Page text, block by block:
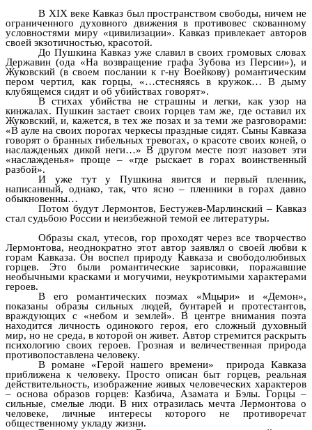
В XIX веке Кавказ был пространством свободы, ничем не
ограниченного духовного движения в противовес скованному
условностями миру «цивилизации». Кавказ привлекает авторов
своей экзотичностью, красотой.
До Пушкина Кавказ уже славил в своих громовых словах
Державин (ода «На возвращение графа Зубова из Персии»), и
Жуковский (в своем послании к г-ну Воейкову) романтическим
пером чертил, как горцы, «…стесняясь в кружок… В дыму
клубящемся сидят и об убийствах говорят».
В стихах убийства не страшны и легки, как узор на
кинжалах. Пушкин застает своих горцев там же, где оставил их
Жуковский, и, кажется, в тех же позах и за теми же разговорами:
«В ауле на своих порогах черкесы праздные сидят. Сыны Кавказа
говорят о бранных гибельных тревогах, о красоте своих коней, о
наслажденьях дикой неги…» В другом месте поэт назовет эти
«наслажденья» проще – «где рыскает в горах воинственный
разбой».
И уже тут у Пушкина явится и первый пленник,
написанный, однако, так, что ясно – пленники в горах давно
обыкновенны…
Потом будут Лермонтов, Бестужев-Марлинский – Кавказ
стал судьбою России и неизбежной темой ее литературы.
Образы скал, утесов, гор проходят через все творчество
Лермонтова, неоднократно этот автор заявлял о своей любви к
горам Кавказа. Он воспел природу Кавказа и свободолюбивых
горцев. Это были романтические зарисовки, поражавшие
необычными красками и могучими, неукротимыми характерами
героев.
В его романтических поэмах «Мцыри» и «Демон»,
показаны образы сильных людей, бунтарей и протестантов,
враждующих с «небом и землей». В центре внимания поэта
находится личность одинокого героя, его сложный духовный
мир, но не среда, в которой он живет. Автор стремится раскрыть
психологию своих героев. Грозная и величественная природа
противопоставлена человеку.
В романе «Герой нашего времени» природа Кавказа
приближена к человеку. Просто описан быт горцев, реальная
действительность, изображение живых человеческих характеров
– основа образов горцев: Казбича, Азамата и Бэлы. Горцы –
сильные, смелые люди. В них отразилась мечта Лермонтова о
человеке, личные интересы которого не противоречат
общественному укладу жизни.